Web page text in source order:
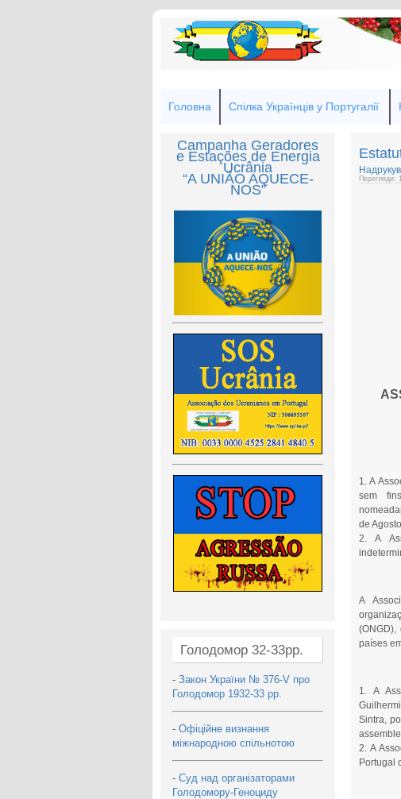
Головна Спілка Українців у Португалії
Campanha Geradores
e Estações de Energia
Ucrânia
“A UNIÃO AQUECE-
NOS”
Голодомор 32-33рр.
- Закон України № 376-V про
Голодомор 1932-33 рр.
- Офіційне визнання
міжнародною спільнотою
- Суд над організаторами
Голодомору-Геноциду
Перегляди:
1. A
sem
de
2. A
A
países
1. A
Sintra,
2. A
Portugal